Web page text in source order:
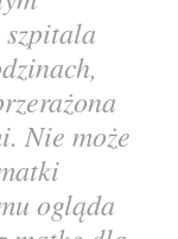
Nie może
ogląda